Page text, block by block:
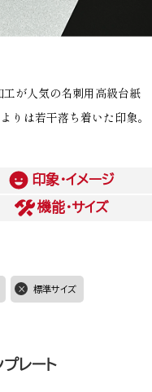
が人気の名刺用高級台紙
りは若干落ち着いた印象。
印象・イメージ
機能・サイズ
標準サイズ
レート